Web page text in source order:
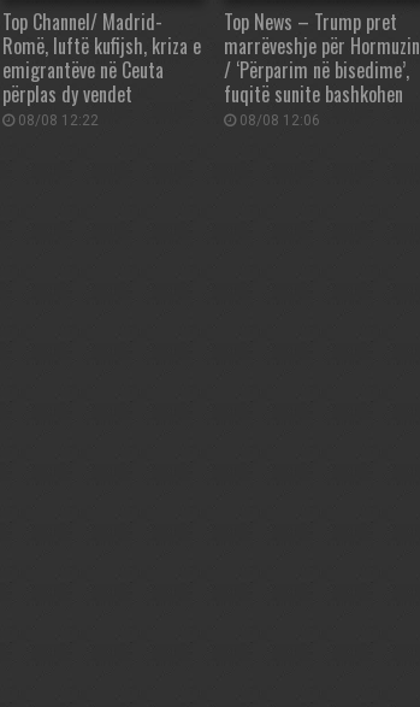
Top Channel/ Madrid-
Romë, luftë kufijsh, kriza e
emigrantëve në Ceuta
përplas dy vendet
08/08 12:22
Top News – Trump pret
marrëveshje për Hormuzin
/ ‘Përparim në bisedime’,
fuqitë sunite bashkohen
08/08 12:06